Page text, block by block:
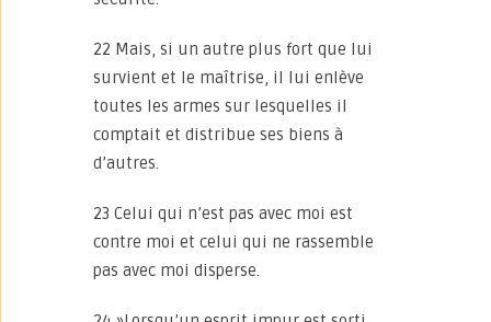
22 Mais, si un autre plus fort que lui
survient et le maîtrise, il lui enlève
toutes les armes sur lesquelles il
comptait et distribue ses biens à
d’autres.
23 Celui qui n’est pas avec moi est
contre moi et celui qui ne rassemble
pas avec moi disperse.